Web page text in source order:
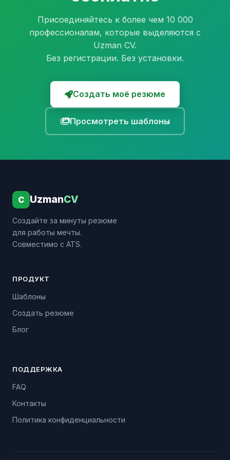
Присоединяйтесь к более чем 10 000
профессионалам, которые выделяются с
Uzman CV.
Без регистрации. Без установки.
Создать моё резюме
Просмотреть шаблоны
C UzmanCV
Создайте за минуты резюме
для работы мечты.
Совместимо с ATS.
ПРОДУКТ
Шаблоны
Создать резюме
Блог
ПОДДЕРЖКА
FAQ
Контакты
Политика конфиденциальности